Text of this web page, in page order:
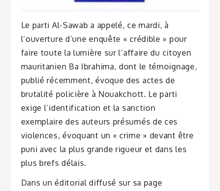
Le parti Al-Sawab a appelé, ce mardi, à
l’ouverture d’une enquête « crédible » pour
faire toute la lumière sur l’affaire du citoyen
mauritanien Ba Ibrahima, dont le témoignage,
publié récemment, évoque des actes de
brutalité policière à Nouakchott. Le parti
exige l’identification et la sanction
exemplaire des auteurs présumés de ces
violences, évoquant un « crime » devant être
puni avec la plus grande rigueur et dans les
plus brefs délais.
Dans un éditorial diffusé sur sa page